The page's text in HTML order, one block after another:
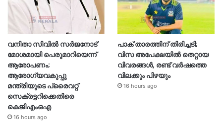
വനിതാ സിവിൽ സർജനോട്
മോശമായി പെരുമാറിയെന്ന്
ആരോപണം;
ആരോഗ്യവകുപ്പു
മന്ത്രിയുടെ പ്രൈവറ്റ്
സെക്രട്ടറിക്കെതിരെ
കെജിഎംഒഎ
16 hours ago
പാക് താരത്തിന് തിരിച്ചടി;
വിസ അപേക്ഷയിൽ തെറ്റായ
വിവരങ്ങൾ, രണ്ട് വർഷത്തെ
വിലക്കും പിഴയും
16 hours ago